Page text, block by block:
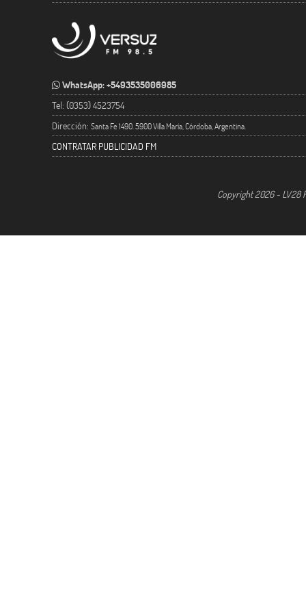
WhatsApp: +5493535006985
Tel: (0353) 4523754
Dirección: Santa Fe 1490. 5900 Villa María, Córdoba, Argentina.
CONTRATAR PUBLICIDAD FM
Copyright 2026 - LV28